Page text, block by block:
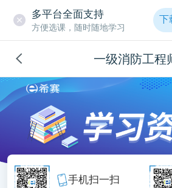
多平台全面支持
方便选课，随时随地学习
下
一级消防工程
手机扫一扫